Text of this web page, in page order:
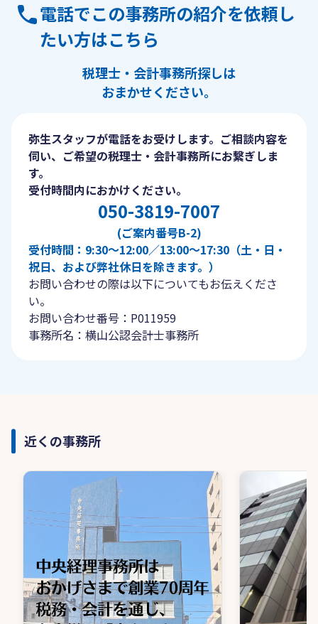
電話でこの事務所の紹介を依頼し
たい方はこちら
税理士・会計事務所探しは
おまかせください。
弥生スタッフが電話をお受けします。ご相談内容を
伺い、ご希望の税理士・会計事務所にお繋ぎしま
す。
受付時間内におかけください。
050-3819-7007
(ご案内番号B-2)
受付時間：9:30〜12:00／13:00〜17:30（土・日・
祝日、および弊社休日を除きます。）
お問い合わせの際は以下についてもお伝えくださ
い。
お問い合わせ番号：P011959
事務所名：横山公認会計士事務所
近くの事務所